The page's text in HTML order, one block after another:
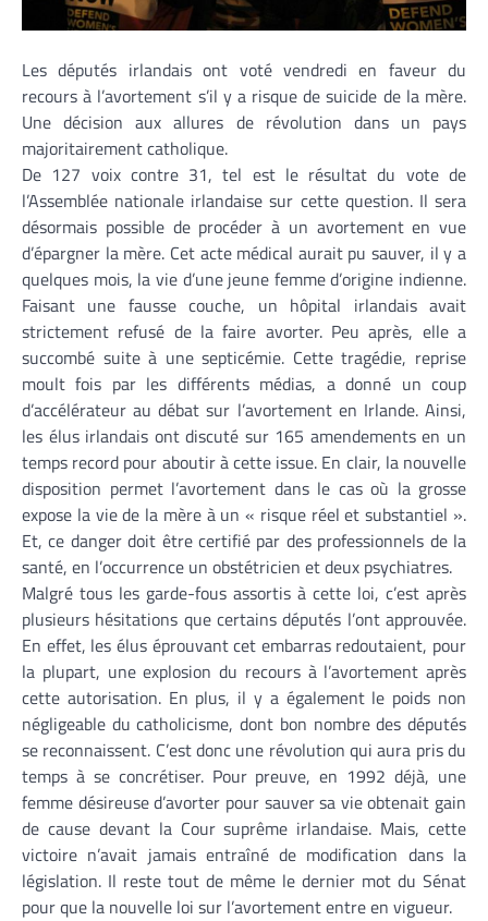
Les députés irlandais ont voté vendredi en faveur du
recours à l’avortement s’il y a risque de suicide de la mère.
Une décision aux allures de révolution dans un pays
majoritairement catholique.
De 127 voix contre 31, tel est le résultat du vote de
l’Assemblée nationale irlandaise sur cette question. Il sera
désormais possible de procéder à un avortement en vue
d’épargner la mère. Cet acte médical aurait pu sauver, il y a
quelques mois, la vie d’une jeune femme d’origine indienne.
Faisant une fausse couche, un hôpital irlandais avait
strictement refusé de la faire avorter. Peu après, elle a
succombé suite à une septicémie. Cette tragédie, reprise
moult fois par les différents médias, a donné un coup
d’accélérateur au débat sur l’avortement en Irlande. Ainsi,
les élus irlandais ont discuté sur 165 amendements en un
temps record pour aboutir à cette issue. En clair, la nouvelle
disposition permet l’avortement dans le cas où la grosse
expose la vie de la mère à un « risque réel et substantiel ».
Et, ce danger doit être certifié par des professionnels de la
santé, en l’occurrence un obstétricien et deux psychiatres.
Malgré tous les garde-fous assortis à cette loi, c’est après
plusieurs hésitations que certains députés l’ont approuvée.
En effet, les élus éprouvant cet embarras redoutaient, pour
la plupart, une explosion du recours à l’avortement après
cette autorisation. En plus, il y a également le poids non
négligeable du catholicisme, dont bon nombre des députés
se reconnaissent. C’est donc une révolution qui aura pris du
temps à se concrétiser. Pour preuve, en 1992 déjà, une
femme désireuse d’avorter pour sauver sa vie obtenait gain
de cause devant la Cour suprême irlandaise. Mais, cette
victoire n’avait jamais entraîné de modification dans la
législation. Il reste tout de même le dernier mot du Sénat
pour que la nouvelle loi sur l’avortement entre en vigueur.